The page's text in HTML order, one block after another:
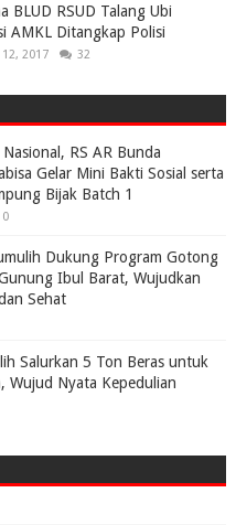
BLUD RSUD Talang Ubi
AMKL Ditangkap Polisi
2017 32
RS AR Bunda
Gelar Mini Bakti Sosial serta
Bijak Batch 1
0
Dukung Program Gotong
Ibul Barat, Wujudkan
Sehat
Salurkan 5 Ton Beras untuk
Wujud Nyata Kepedulian